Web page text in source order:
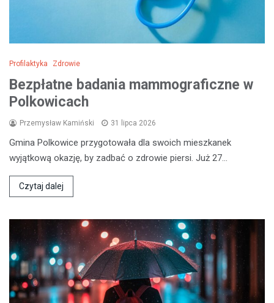
Profilaktyka Zdrowie
Bezpłatne badania mammograficzne w
Polkowicach
Przemysław Kamiński 31 lipca 2026
Gmina Polkowice przygotowała dla swoich mieszkanek
wyjątkową okazję, by zadbać o zdrowie piersi. Już 27…
Czytaj dalej